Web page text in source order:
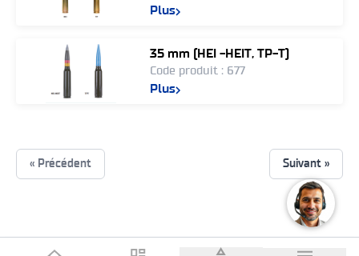
Plus
35 mm (HEI -HEIT, TP-T)
Code produit : 677
Plus
« Précédent Suivant »